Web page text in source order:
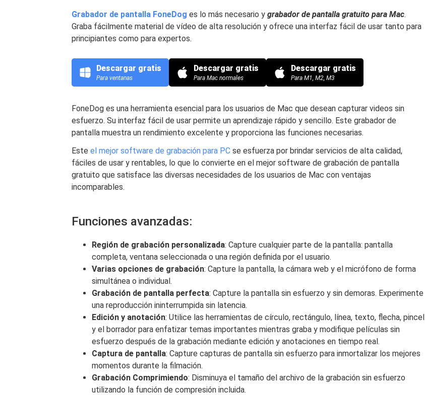
Grabador de pantalla FoneDog es lo más necesario y grabador de pantalla gratuito para Mac.
Graba fácilmente material de vídeo de alta resolución y ofrece una interfaz fácil de usar tanto para
principiantes como para expertos.
Descargar gratis
Para ventanas
Descargar gratis
Para Mac normales
Descargar gratis
Para M1, M2, M3
FoneDog es una herramienta esencial para los usuarios de Mac que desean capturar videos sin
esfuerzo. Su interfaz fácil de usar permite un aprendizaje rápido y sencillo. Este grabador de
pantalla muestra un rendimiento excelente y proporciona las funciones necesarias.
Este el mejor software de grabación para PC se esfuerza por brindar servicios de alta calidad,
fáciles de usar y rentables, lo que lo convierte en el mejor software de grabación de pantalla
gratuito que satisface las diversas necesidades de los usuarios de Mac con ventajas
incomparables.
Funciones avanzadas:
Región de grabación personalizada: Capture cualquier parte de la pantalla: pantalla
completa, ventana seleccionada o una región definida por el usuario.
Varias opciones de grabación: Capture la pantalla, la cámara web y el micrófono de forma
simultánea o individual.
Grabación de pantalla perfecta: Capture la pantalla sin esfuerzo y sin demoras. Experimente
una reproducción ininterrumpida sin latencia.
Edición y anotación: Utilice las herramientas de círculo, rectángulo, línea, texto, flecha, pincel
y el borrador para enfatizar temas importantes mientras graba y modifique películas sin
esfuerzo después de la grabación mediante edición y anotaciones en tiempo real.
Captura de pantalla: Capture capturas de pantalla sin esfuerzo para inmortalizar los mejores
momentos durante la filmación.
Grabación Comprimiendo: Disminuya el tamaño del archivo de la grabación sin esfuerzo
utilizando la función de compresión incluida.